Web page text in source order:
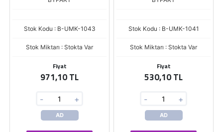
Stok Kodu : B-UMK-1043
Stok Miktarı : Stokta Var
Fiyat
971,10 TL
- +
AD
Stok Kodu : B-UMK-1041
Stok Miktarı : Stokta Var
Fiyat
530,10 TL
- +
AD